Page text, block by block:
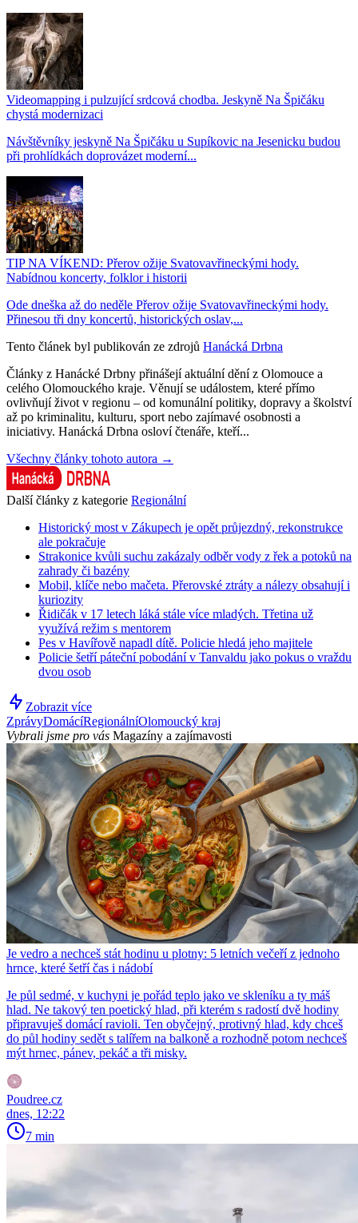
Videomapping i pulzující srdcová chodba. Jeskyně Na Špičáku
chystá modernizaci
Návštěvníky jeskyně Na Špičáku u Supíkovic na Jesenicku budou
při prohlídkách doprovázet moderní...
TIP NA VÍKEND: Přerov ožije Svatovavřineckými hody.
Nabídnou koncerty, folklor i historii
Ode dneška až do neděle Přerov ožije Svatovavřineckými hody.
Přinesou tři dny koncertů, historických oslav,...
Tento článek byl publikován ze zdrojů Hanácká Drbna
Články z Hanácké Drbny přinášejí aktuální dění z Olomouce a
celého Olomouckého kraje. Věnují se událostem, které přímo
ovlivňují život v regionu – od komunální politiky, dopravy a školství
až po kriminalitu, kulturu, sport nebo zajímavé osobnosti a
iniciativy. Hanácká Drbna osloví čtenáře, kteří...
Všechny články tohoto autora →
Další články z kategorie Regionální
Historický most v Zákupech je opět průjezdný, rekonstrukce
ale pokračuje
Strakonice kvůli suchu zakázaly odběr vody z řek a potoků na
zahrady či bazény
Mobil, klíče nebo mačeta. Přerovské ztráty a nálezy obsahují i
kuriozity
Řidičák v 17 letech láká stále více mladých. Třetina už
využívá režim s mentorem
Pes v Havířově napadl dítě. Policie hledá jeho majitele
Policie šetří páteční pobodání v Tanvaldu jako pokus o vraždu
dvou osob
Zobrazit více
ZprávyDomácíRegionálníOlomoucký kraj
Vybrali jsme pro vás Magazíny a zajímavosti
Je vedro a nechceš stát hodinu u plotny: 5 letních večeří z jednoho
hrnce, které šetří čas i nádobí
Je půl sedmé, v kuchyni je pořád teplo jako ve skleníku a ty máš
hlad. Ne takový ten poetický hlad, při kterém s radostí dvě hodiny
připravuješ domácí ravioli. Ten obyčejný, protivný hlad, kdy chceš
do půl hodiny sedět s talířem na balkoně a rozhodně potom nechceš
mýt hrnec, pánev, pekáč a tři misky.
Poudree.cz
dnes, 12:22
7 min